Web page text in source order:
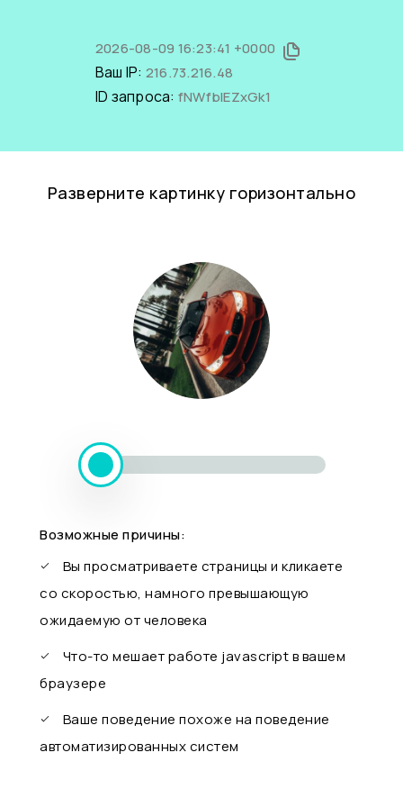
2026-08-09 16:23:41 +0000
Ваш IP: 216.73.216.48
ID запроса: fNWfbIEZxGk1
Разверните картинку горизонтально
Возможные причины:
Вы просматриваете страницы и кликаете
со скоростью, намного превышающую
ожидаемую от человека
Что-то мешает работе javascript в вашем
браузере
Ваше поведение похоже на поведение
автоматизированных систем